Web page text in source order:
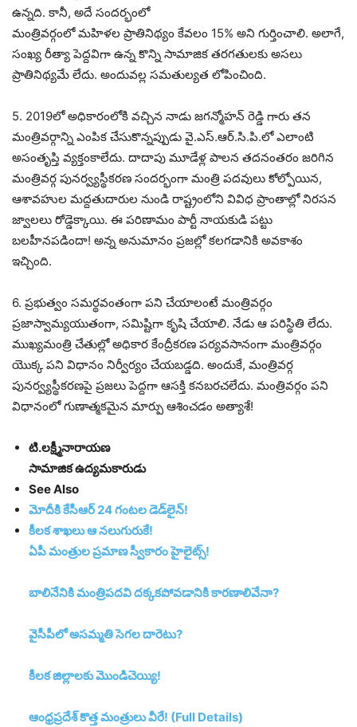
ఉన్నది. కానీ, అదే సందర్భంలో
మంత్రివర్గంలో మహిళల ప్రాతినిథ్యం కేవలం 15% అని గుర్తించాలి. అలాగే,
సంఖ్య రీత్యా పెద్దవిగా ఉన్న కొన్ని సామాజిక తరగతులకు అసలు
ప్రాతినిథ్యమే లేదు. అందువల్ల సమతుల్యత లోపించింది.
5. 2019లో అధికారంలోకి వచ్చిన నాడు జగన్మోహన్ రెడ్డి గారు తన
మంత్రివర్గాన్ని ఎంపిక చేసుకొన్నప్పుడు వై.ఎస్.ఆర్.సి.పి.లో ఎలాంటి
అసంతృప్తి వ్యక్తంకాలేదు. దాదాపు మూడేళ్ల పాలన తదనంతరం జరిగిన
మంత్రివర్గ పునర్వ్యస్థీకరణ సందర్భంగా మంత్రి పదవులు కోల్పోయిన,
ఆశావహుల మద్దతుదారుల నుండి రాష్ట్రంలోని వివిధ ప్రాంతాల్లో నిరసన
జ్వాలలు రోడ్డెక్కాయి. ఈ పరిణామం పార్టీ నాయకుడి పట్టు
బలహీనపడిందా! అన్న అనుమానం ప్రజల్లో కలగడానికి అవకాశం
ఇచ్చింది.
6. ప్రభుత్వం సమర్థవంతంగా పని చేయాలంటే మంత్రివర్గం
ప్రజాస్వామ్యయుతంగా, సమిష్టిగా కృషి చేయాలి. నేడు ఆ పరిస్థితి లేదు.
ముఖ్యమంత్రి చేతుల్లో అధికార కేంద్రీకరణ పర్యవసానంగా మంత్రివర్గం
యొక్క పని విధానం నిర్వీర్యం చేయబడ్డది. అందుకే, మంత్రివర్గ
పునర్వ్యస్థీకరణపై ప్రజలు పెద్దగా ఆసక్తి కనబరచలేదు. మంత్రివర్గం పని
విధానంలో గుణాత్మకమైన మార్పు ఆశించడం అత్యాశే!
టి.లక్ష్మీనారాయణ
సామాజిక ఉద్యమకారుడు
See Also
మోదీకి కేసీఆర్‌ 24 గంటల డెడ్‌లైన్‌!
కీలక శాఖలు ఆ నలుగురుకే!
ఏపీ మంత్రుల ప్రమాణ స్వీకారం హైలైట్స్‌!
బాలినేనికి మంత్రిపదవి దక్కకపోవడానికి కారణాలివేనా?
వైసీపీలో అసమ్మతి సెగల దారెటు?
కీలక జిల్లాలకు మొండిచెయ్యి!
ఆంధ్రప్రదేశ్‌ కొత్త మంత్రులు వీరే! (Full Details)